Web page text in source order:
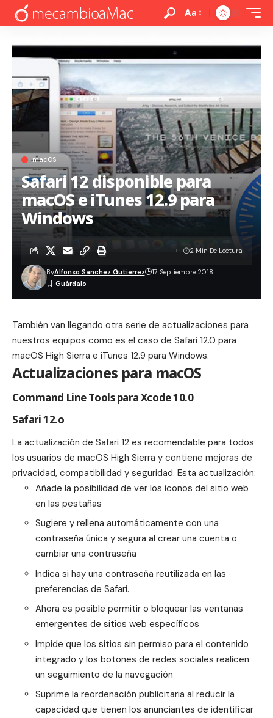
Aa
macOS
Safari 12 disponible para
macOS e iTunes 12.9 para
Windows
ByAlfonso Sanchez Gutierrez 17 Septiembre 2018
2 Min De Lectura
También van llegando otra serie de actualizaciones para
nuestros equipos como es el caso de Safari 12.0 para
macOS High Sierra e iTunes 12.9 para Windows.
Actualizaciones para macOS
Command Line Tools para Xcode 10.0
Safari 12.o
La actualización de Safari 12 es recomendable para todos
los usuarios de macOS High Sierra y contiene mejoras de
privacidad, compatibilidad y seguridad. Esta actualización:
Añade la posibilidad de ver los iconos del sitio web
en las pestañas
Sugiere y rellena automáticamente con una
contraseña única y segura al crear una cuenta o
cambiar una contraseña
Indica si hay una contraseña reutilizada en las
preferencias de Safari.
Ahora es posible permitir o bloquear las ventanas
emergentes de sitios web específicos
Impide que los sitios sin permiso para el contenido
integrado y los botones de redes sociales realicen
un seguimiento de la navegación
Suprime la reordenación publicitaria al reducir la
capacidad que tienen los anunciantes de identificar